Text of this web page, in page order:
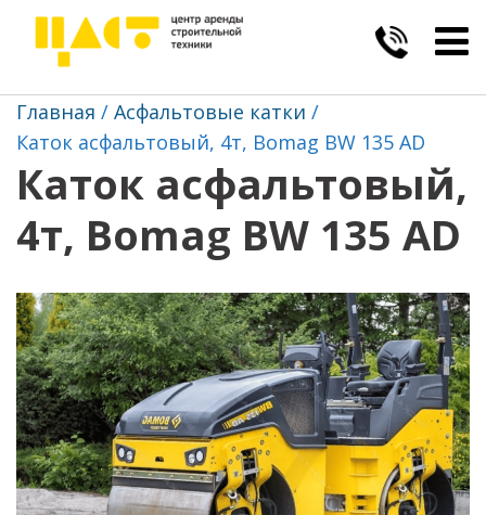
Главная
Асфальтовые катки
Каток асфальтовый, 4т, Bomag BW 135 AD
Каток асфальтовый,
4т, Bomag BW 135 AD